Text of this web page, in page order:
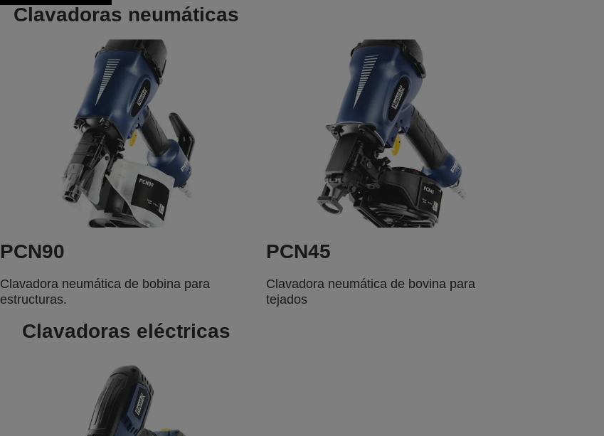
Clavadoras neumáticas
PCN90
Clavadora neumática de bobina para
estructuras.
PCN45
Clavadora neumática de bovina para
tejados
Clavadoras eléctricas